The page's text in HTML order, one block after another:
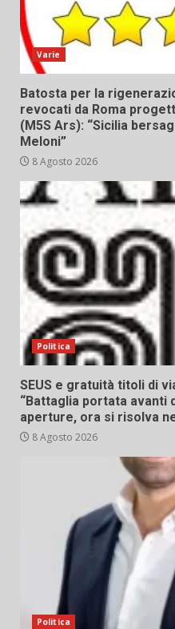
Varie
Batosta per la
revocati da Roma
(M5S Ars): “Sicilia
Meloni”
8 Agosto 2026
Politica
SEUS e gratuità titoli di
“Battaglia portata avanti
aperture, ora si risolva
8 Agosto 2026
Politica